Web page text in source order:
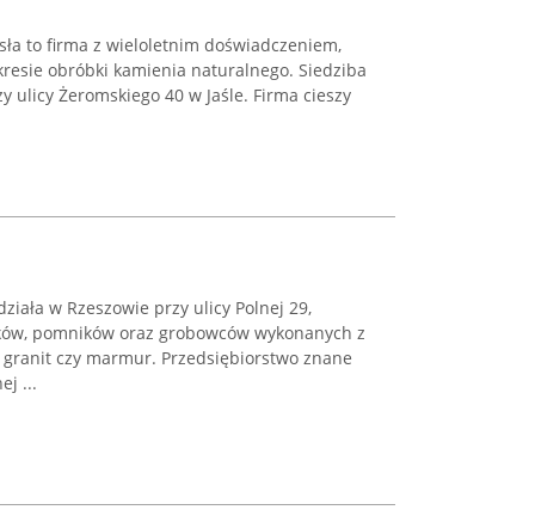
to firma z wieloletnim doświadczeniem,
obróbki kamienia naturalnego. Siedziba
ulicy Żeromskiego 40 w Jaśle. Firma cieszy
w Rzeszowie przy ulicy Polnej 29,
pomników oraz grobowców wykonanych z
czy marmur. Przedsiębiorstwo znane
...